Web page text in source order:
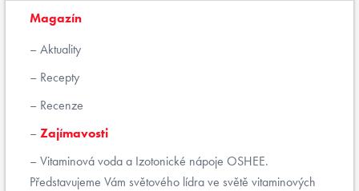
Magazín
Aktuality
Recepty
Recenze
Zajímavosti
Vitaminová voda a Izotonické nápoje OSHEE.
Představujeme Vám světového lídra ve světě vitaminových